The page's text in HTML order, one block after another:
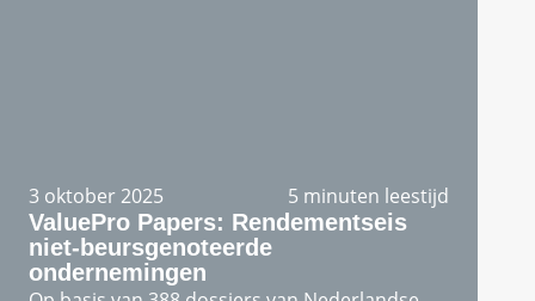
3 oktober 2025
5 minuten leestijd
ValuePro Papers: Rendementseis
niet-beursgenoteerde
ondernemingen